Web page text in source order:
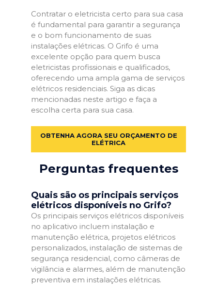
Contratar o eletricista certo para sua casa
é fundamental para garantir a segurança
e o bom funcionamento de suas
instalações elétricas. O Grifo é uma
excelente opção para quem busca
eletricistas profissionais e qualificados,
oferecendo uma ampla gama de serviços
elétricos residenciais. Siga as dicas
mencionadas neste artigo e faça a
escolha certa para sua casa.
OBTENHA AGORA SEU ORÇAMENTO DE
ELÉTRICA
Perguntas frequentes
Quais são os principais serviços
elétricos disponíveis no Grifo?
Os principais serviços elétricos disponíveis
no aplicativo incluem instalação e
manutenção elétrica, projetos elétricos
personalizados, instalação de sistemas de
segurança residencial, como câmeras de
vigilância e alarmes, além de manutenção
preventiva em instalações elétricas.